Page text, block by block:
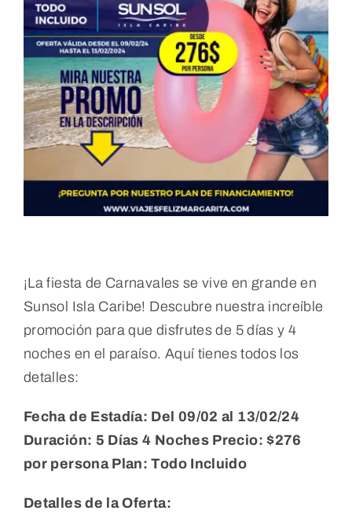
¡La fiesta de Carnavales se vive en grande en
Sunsol Isla Caribe! Descubre nuestra increíble
promoción para que disfrutes de 5 días y 4
noches en el paraíso. Aquí tienes todos los
detalles:
Fecha de Estadía: Del 09/02 al 13/02/24
Duración: 5 Días 4 Noches Precio: $276
por persona Plan: Todo Incluido
Detalles de la Oferta: